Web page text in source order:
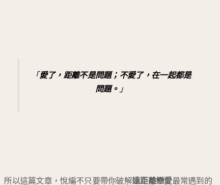
「愛了，距離不是問題；不愛了，在一起都是
問題。 」
所以這篇文章，悅編不只要帶你破解遠距離戀愛最常遇到的